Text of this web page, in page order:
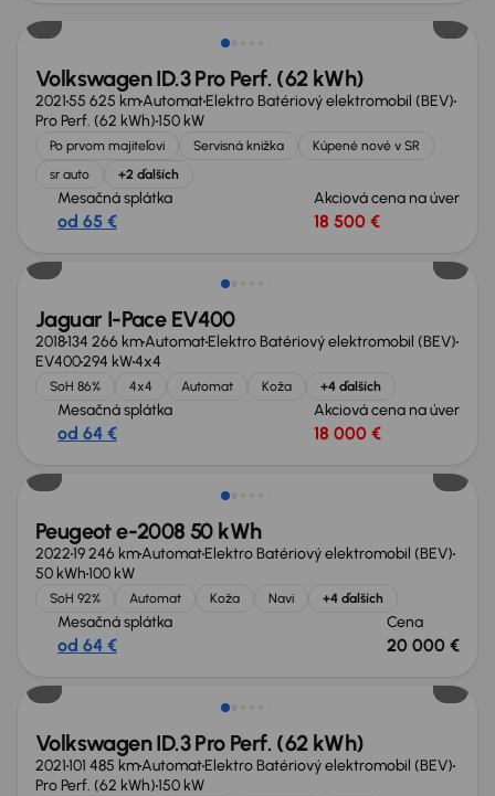
Volkswagen ID.3 Pro Perf. (62 kWh)
202155 625 kmAutomatElektro Batériový elektromobil (BEV)
Pro Perf. (62 kWh)150 kW
Po prvom majiteľovi Servisná knižka
Kúpené nové v SR
sr auto
+2 ďalších
Mesačná splátka
od 65 €
Akciová cena na úver
18 500 €
Zlacnené o 600 €
Jaguar I-Pace EV400
2018134 266 kmAutomatElektro Batériový elektromobil (BEV)
EV400294 kW4x4
SoH 86% 4x4 Automat Koža +4 ďalších
Mesačná splátka
od 64 €
Akciová cena na úver
18 000 €
Možnosť odpočtu DPH
Peugeot e-2008 50 kWh
202219 246 kmAutomatElektro Batériový elektromobil (BEV)
50 kWh100 kW
SoH 92% Automat Koža Navi +4 ďalších
Mesačná splátka
od 64 €
Cena
20 000 €
Možnosť odpočtu DPH
Volkswagen ID.3 Pro Perf. (62 kWh)
2021101 485 kmAutomatElektro Batériový elektromobil (BEV)
Pro Perf. (62 kWh)150 kW